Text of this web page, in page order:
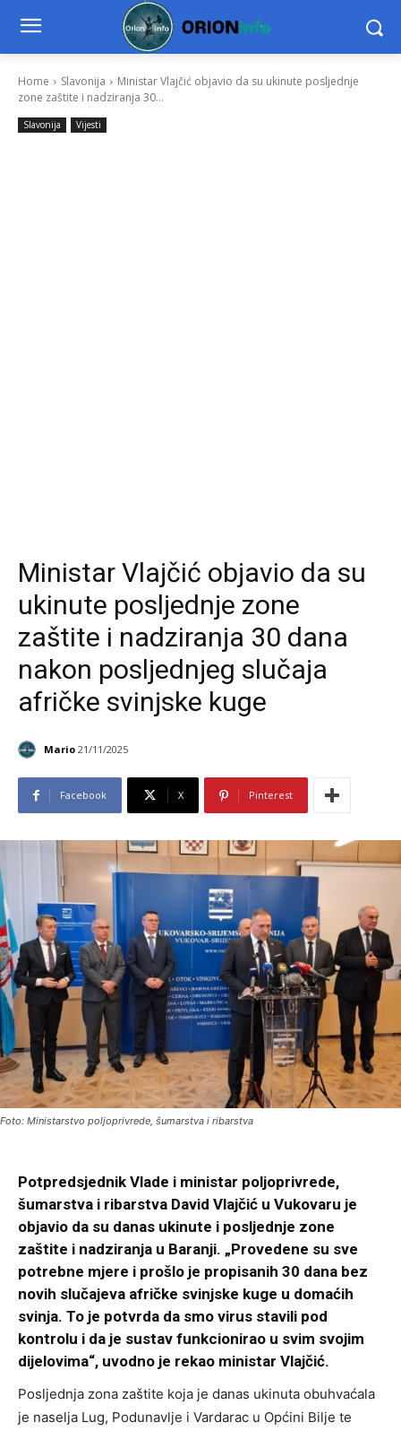
Home Slavonija
Ministar Vlajčić objavio da su ukinute posljednje
zone zaštite i nadziranja 30...
Slavonija Vijesti
Ministar Vlajčić objavio da su
ukinute posljednje zone
zaštite i nadziranja 30 dana
nakon posljednjeg slučaja
afričke svinjske kuge
Mario 21/11/2025
Facebook X Pinterest
Foto: Ministarstvo poljoprivrede, šumarstva i ribarstva
Potpredsjednik Vlade i ministar poljoprivrede,
šumarstva i ribarstva David Vlajčić u Vukovaru je
objavio da su danas ukinute i posljednje zone
zaštite i nadziranja u Baranji. „Provedene su sve
potrebne mjere i prošlo je propisanih 30 dana bez
novih slučajeva afričke svinjske kuge u domaćih
svinja. To je potvrda da smo virus stavili pod
kontrolu i da je sustav funkcionirao u svim svojim
dijelovima“, uvodno je rekao ministar Vlajčić.
Posljednja zona zaštite koja je danas ukinuta obuhvaćala
je naselja Lug, Podunavlje i Vardarac u Općini Bilje te